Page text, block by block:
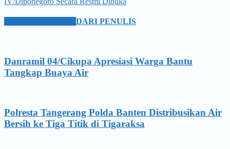
DARI PENULIS
Danramil 04/Cikupa Apresiasi Warga Bantu
Tangkap Buaya Air
Polresta Tangerang Polda Banten Distribusikan Air
Bersih ke Tiga Titik di Tigaraksa